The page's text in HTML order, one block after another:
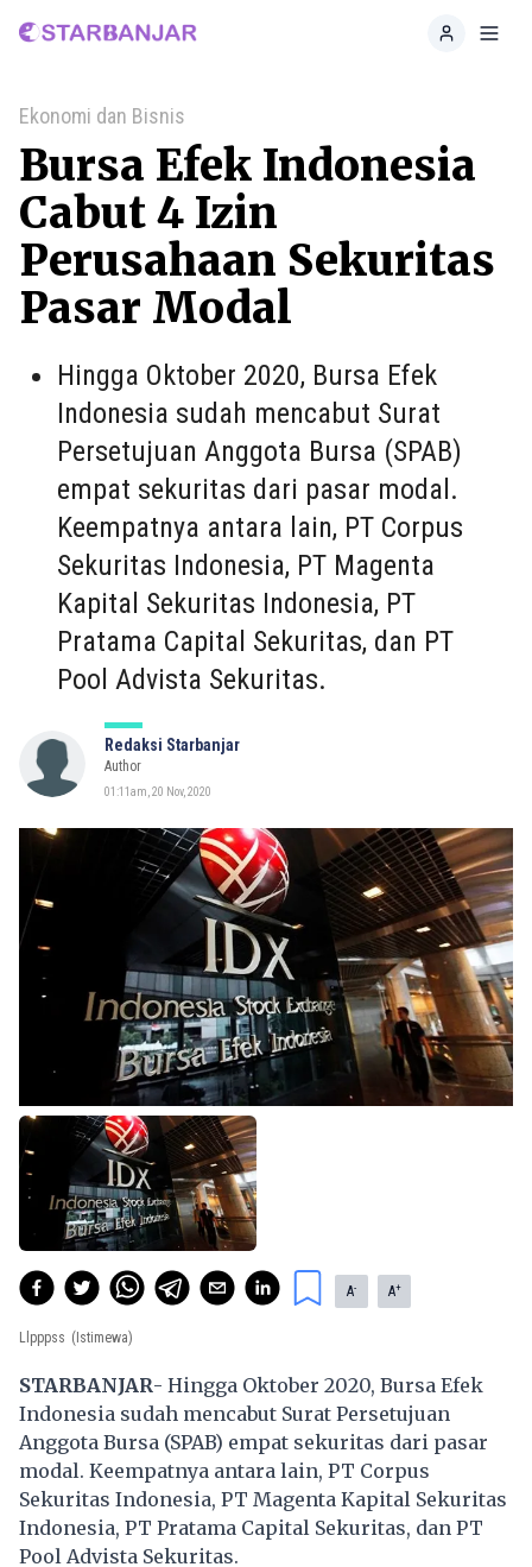
Home
Ekonomi dan Bisnis
Bursa Efek Indonesia
Cabut 4 Izin
Perusahaan Sekuritas
Pasar Modal
Hingga Oktober 2020, Bursa Efek
Indonesia sudah mencabut Surat
Persetujuan Anggota Bursa (SPAB)
empat sekuritas dari pasar modal.
Keempatnya antara lain, PT Corpus
Sekuritas Indonesia, PT Magenta
Kapital Sekuritas Indonesia, PT
Pratama Capital Sekuritas, dan PT
Pool Advista Sekuritas.
Redaksi Starbanjar
Author
01:11am, 20 Nov, 2020
A- A+
Llpppss (Istimewa)
STARBANJAR- Hingga Oktober 2020, Bursa Efek
Indonesia sudah mencabut Surat Persetujuan
Anggota Bursa (SPAB) empat sekuritas dari pasar
modal. Keempatnya antara lain, PT Corpus
Sekuritas Indonesia, PT Magenta Kapital Sekuritas
Indonesia, PT Pratama Capital Sekuritas, dan PT
Pool Advista Sekuritas.